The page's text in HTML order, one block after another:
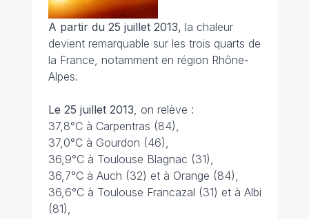
A partir du 25 juillet 2013, la chaleur
devient remarquable sur les trois quarts de
la France, notamment en région Rhône-
Alpes.
Le 25 juillet 2013, on relève :
37,8°C à Carpentras (84),
37,0°C à Gourdon (46),
36,9°C à Toulouse Blagnac (31),
36,7°C à Auch (32) et à Orange (84),
36,6°C à Toulouse Francazal (31) et à Albi
(81),